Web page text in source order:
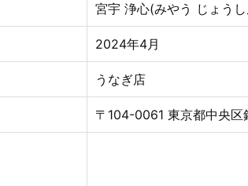
宮宇 浄心(みやう じょう
2024年4月
うなぎ店
〒104-0061 東京都中央